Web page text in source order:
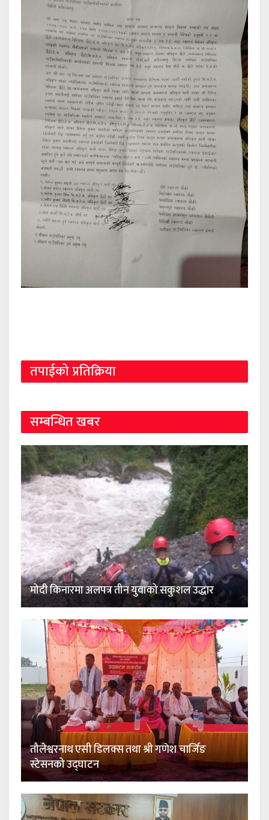
तपाईको प्रतिक्रिया
सम्बन्धित खबर
मोदी किनारमा अलपत्र तीन युवाको सकुशल उद्धार
तौलेश्वरनाथ एसी डिलक्स तथा श्री गणेश चार्जिङ
स्टेसनको उद्घाटन